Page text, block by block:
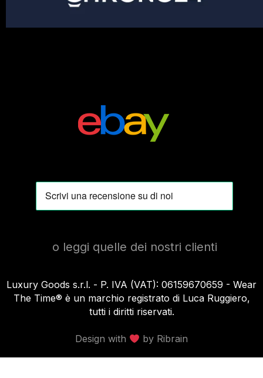
o leggi quelle dei nostri clienti
Luxury Goods s.r.l. - P. IVA (VAT): 06159670659 - Wear
The Time®️ è un marchio registrato di Luca Ruggiero,
tutti i diritti riservati.
Design with by Ribrain